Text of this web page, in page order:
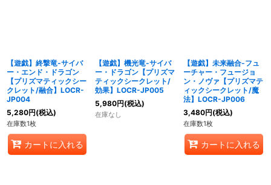
【遊戯】終撃竜-サイバ
ー・エンド・ドラゴン
【プリズマティックシー
クレット/融合】LOCR-
JP004
5,280円(税込)
在庫数1枚
カートに入れる
【遊戯】機光竜-サイバ
ー・ドラゴン【プリズマ
ティックシークレット/
効果】LOCR-JP005
5,980円(税込)
在庫なし
【遊戯】未来融合-フュ
ーチャー・フュージョ
ン・ノヴァ【プリズマテ
ィックシークレット/魔
法】LOCR-JP006
3,480円(税込)
在庫数1枚
カートに入れる